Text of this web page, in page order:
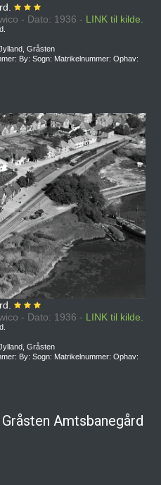
- Dato: 1936 - LINK til kilde.
Gråsten
By: Sogn: Matrikelnummer: Ophav:
- Dato: 1936 - LINK til kilde.
Gråsten
By: Sogn: Matrikelnummer: Ophav:
Amtsbanegård